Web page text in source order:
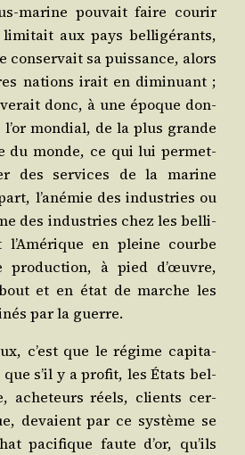
marine pou­vait faire cou­rir
aux pays bel­li­gé­rants,
conser­vait sa puis­sance, alors
nations irait en dimi­nuant ;
donc, à une époque don­
mon­dial, de la plus grande
du monde, ce qui lui per­met­
des ser­vices de la marine
l’a­né­mie des indus­tries ou
des indus­tries chez les bel­li­
l’A­mé­rique en pleine courbe
pro­duc­tion, à pied d’œuvre,
et en état de marche les
par la guerre.
c’est que le régime capi­ta­
s’il y a pro­fit, les États bel­
ache­teurs réels, clients cer­
devaient par ce sys­tème se
paci­fique faute d’or, qu’ils